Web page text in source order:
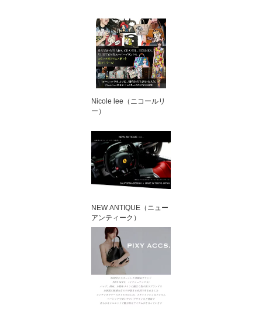
Nicole lee（ニコールリ
ー）
NEW ANTIQUE（ニュー
アンティーク）